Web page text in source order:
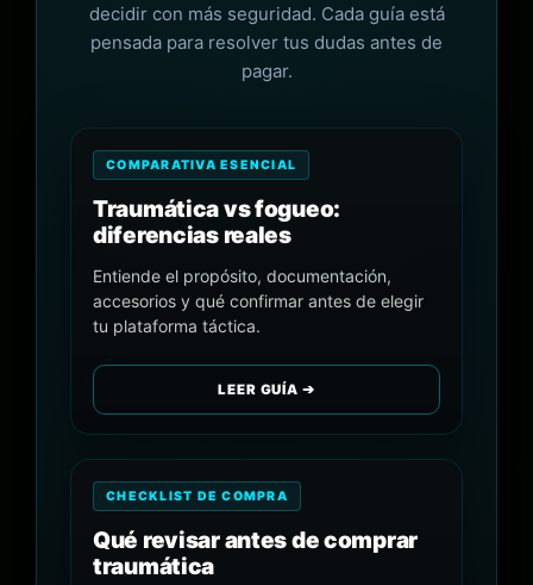
decidir con más seguridad. Cada guía está
pensada para resolver tus dudas antes de
pagar.
COMPARATIVA ESENCIAL
Traumática vs fogueo:
diferencias reales
Entiende el propósito, documentación,
accesorios y qué confirmar antes de elegir
tu plataforma táctica.
LEER GUÍA ➔
CHECKLIST DE COMPRA
Qué revisar antes de comprar
traumática